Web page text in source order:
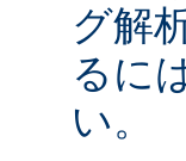
グ解
るに
い。